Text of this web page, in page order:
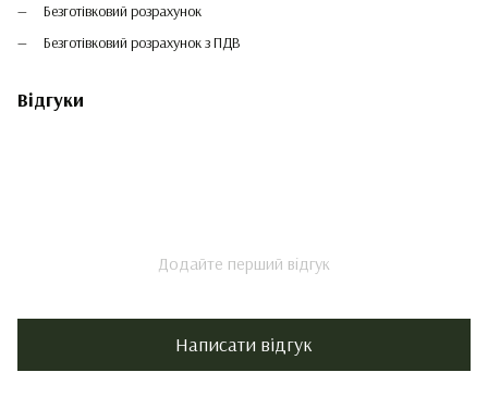
Безготівковий розрахунок
Безготівковий розрахунок з ПДВ
Відгуки
Додайте перший відгук
Написати відгук